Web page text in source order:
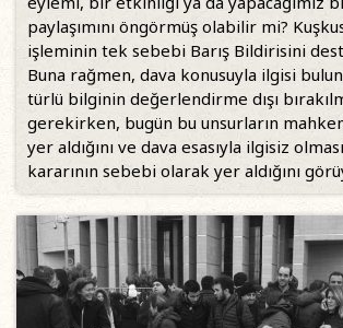
paylaşımını öngörmüş olabilir mi?
işleminin tek sebebi Barış Bildirisini
Buna rağmen, dava konusuyla ilgisi
türlü bilginin değerlendirme dışı
gerekirken, bugün bu unsurların
yer aldığını ve dava esasıyla ilgisiz
kararının sebebi olarak yer aldığını